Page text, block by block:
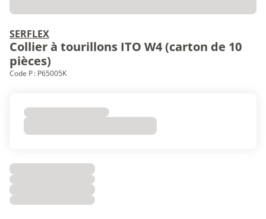
SERFLEX
Collier à tourillons ITO W4 (carton de 10
pièces)
Code P : P65005K